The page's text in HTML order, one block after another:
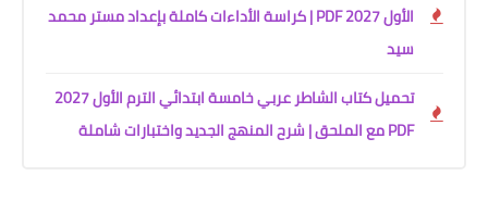
الأول 2027 PDF | كراسة الأداءات كاملة بإعداد مستر محمد
سيد
تحميل كتاب الشاطر عربي خامسة ابتدائي الترم الأول 2027
PDF مع الملحق | شرح المنهج الجديد واختبارات شاملة